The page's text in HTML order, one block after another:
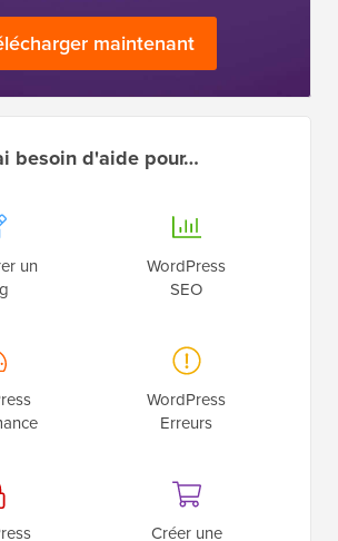
maintenant
besoin d'aide pour…
un
WordPress
SEO
WordPress
Erreurs
Créer une